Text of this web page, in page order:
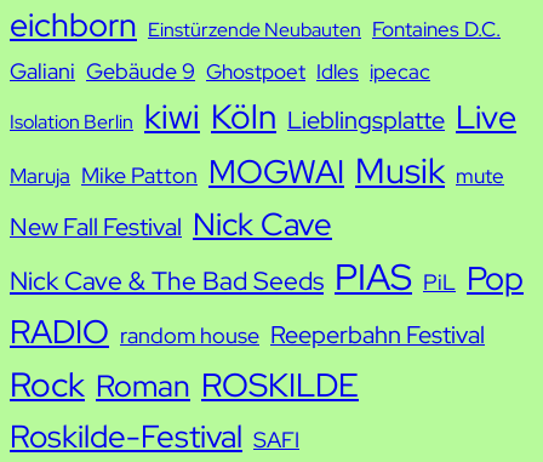
eichborn Einstürzende Neubauten Fontaines D.C.
Galiani Gebäude 9 Ghostpoet Idles ipecac
Isolation Berlin kiwi Köln Lieblingsplatte Live
Maruja Mike Patton MOGWAI Musik mute
New Fall Festival Nick Cave
Nick Cave & The Bad Seeds PIAS PiL Pop
RADIO random house Reeperbahn Festival
Rock Roman ROSKILDE
Roskilde-Festival SAFI